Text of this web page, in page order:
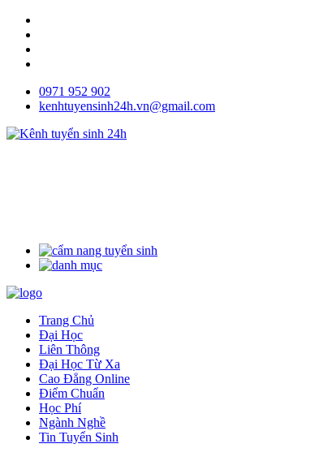
0971 952 902
kenhtuyensinh24h.vn@gmail.com
Trang Chủ
Đại Học
Liên Thông
Đại Học Từ Xa
Cao Đẳng Online
Điểm Chuẩn
Học Phí
Ngành Nghề
Tin Tuyển Sinh